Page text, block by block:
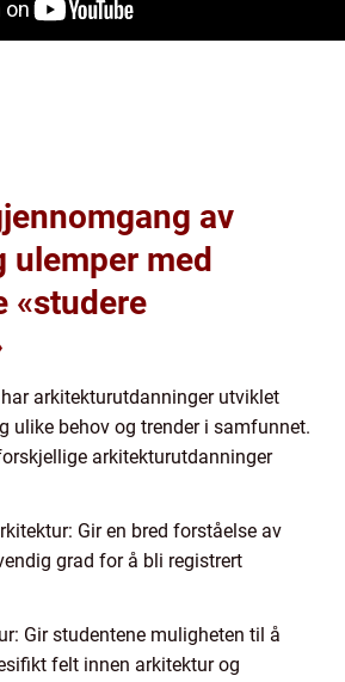
av
ulemper med
«studere
arkitekturutdanninger utviklet
ulike behov og trender i samfunnet.
arkitekturutdanninger
Gir en bred forståelse av
grad for å bli registrert
Gir studentene muligheten til å
felt innen arkitektur og